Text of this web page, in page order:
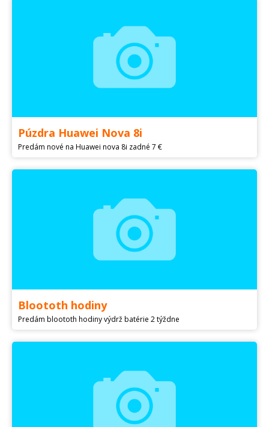
Púzdra Huawei Nova 8i
Predám nové na Huawei nova 8i zadné 7 €
Bloototh hodiny
Predám bloototh hodiny výdrž batérie 2 týždne